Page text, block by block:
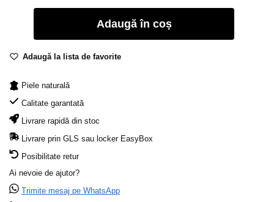
Adaugă în coș
Adaugă la lista de favorite
Piele naturală
Calitate garantată
Livrare rapidă din stoc
Livrare prin GLS sau locker EasyBox
Posibilitate retur
Ai nevoie de ajutor?
Trimite mesaj pe WhatsApp